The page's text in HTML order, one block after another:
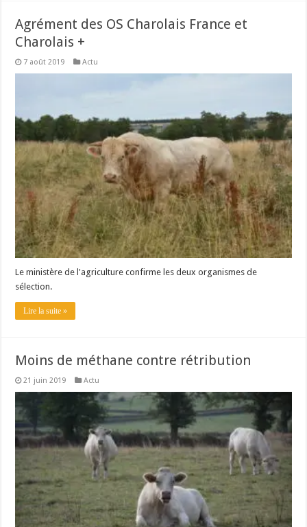
Agrément des OS Charolais France et
Charolais +
7 août 2019 Actu
Le ministère de l'agriculture confirme les deux organismes de
sélection.
Lire la suite »
Moins de méthane contre rétribution
21 juin 2019 Actu